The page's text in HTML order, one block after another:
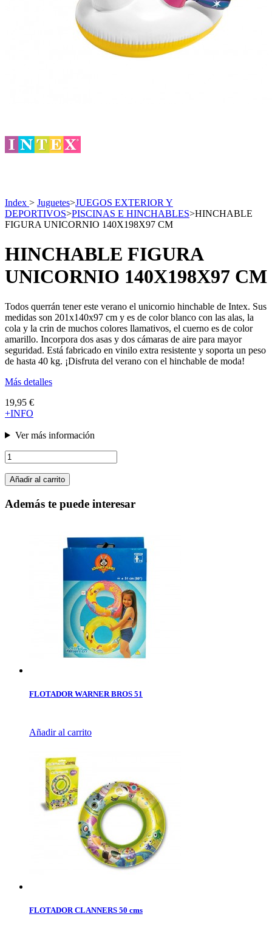
Index > Juguetes>JUEGOS EXTERIOR Y
DEPORTIVOS>PISCINAS E HINCHABLES>HINCHABLE
FIGURA UNICORNIO 140X198X97 CM
HINCHABLE FIGURA
UNICORNIO 140X198X97 CM
Todos querrán tener este verano el unicornio hinchable de Intex. Sus
medidas son 201x140x97 cm y es de color blanco con las alas, la
cola y la crin de muchos colores llamativos, el cuerno es de color
amarillo. Incorpora dos asas y dos cámaras de aire para mayor
seguridad. Está fabricado en vinilo extra resistente y soporta un peso
de hasta 40 kg. ¡Disfruta del verano con el hinchable de moda!
Más detalles
19,95 €
+INFO
Ver más información
Añadir al carrito
Además te puede interesar
FLOTADOR WARNER BROS 51
Añadir al carrito
FLOTADOR CLANNERS 50 cms